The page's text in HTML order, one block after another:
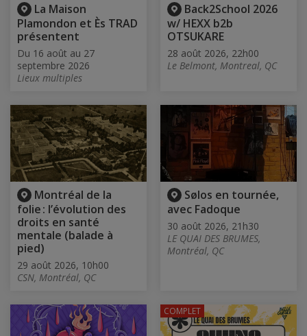
La Maison
Plamondon et Ès TRAD
présentent
Du 16 août au 27
septembre 2026
Lieux multiples
Back2School 2026
w/ HEXX b2b
OTSUKARE
28 août 2026, 22h00
Le Belmont, Montreal, QC
Montréal de la
folie : l’évolution des
droits en santé
mentale (balade à
pied)
29 août 2026, 10h00
CSN, Montréal, QC
Sølos en tournée,
avec Fadoque
30 août 2026, 21h30
LE QUAI DES BRUMES,
Montréal, QC
COMPLET